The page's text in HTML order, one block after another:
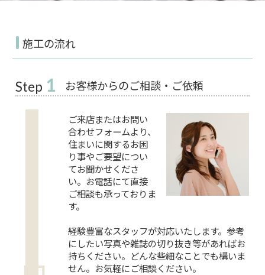
施工の流れ
Step 1 お客様からのご相談・ご依頼
ご来店またはお問い
合わせフォームより、
住まいに関するお困
り事やご要望につい
てお聞かせくださ
い。お電話にて直接
ご相談も承っておりま
す。
経験豊富なスタッフが対応いたします。参考
にしたい写真や雑誌の切り抜き等があればお
持ちください。どんな些細なことでも構いま
せん。お気軽にご相談ください。